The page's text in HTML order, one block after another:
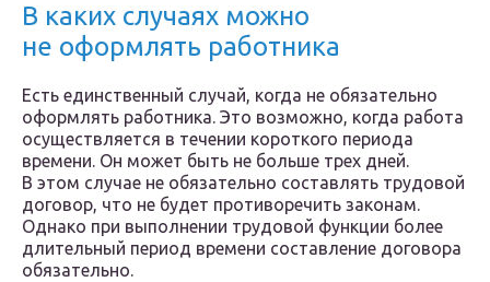
В каких случаях можно
не оформлять работника
Есть единственный случай, когда не обязательно
оформлять работника. Это возможно, когда работа
осуществляется в течении короткого периода
времени. Он может быть не больше трех дней.
В этом случае не обязательно составлять трудовой
договор, что не будет противоречить законам.
Однако при выполнении трудовой функции более
длительный период времени составление договора
обязательно.